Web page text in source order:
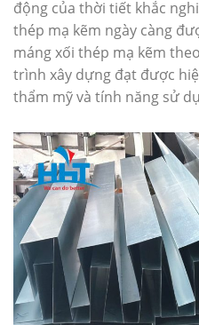
động của thời tiết khắc
thép mạ kẽm ngày càng
máng xối thép mạ kẽm
trình xây dựng đạt được
thẩm mỹ và tính năng sử